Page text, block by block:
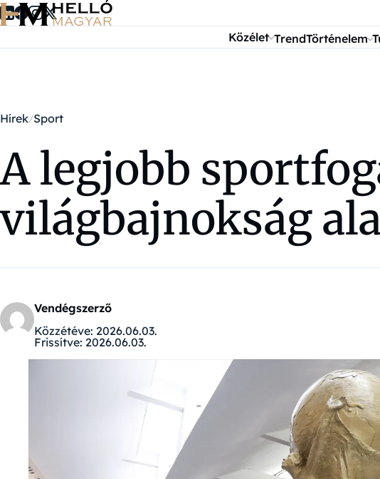
Ugrás a tartalomra
Közélet TrendTörténelem
Hírek Sport
A legjobb
világbajnokság
Vendégszerző
Közzétéve: 2026.06.03.
Frissítve: 2026.06.03.